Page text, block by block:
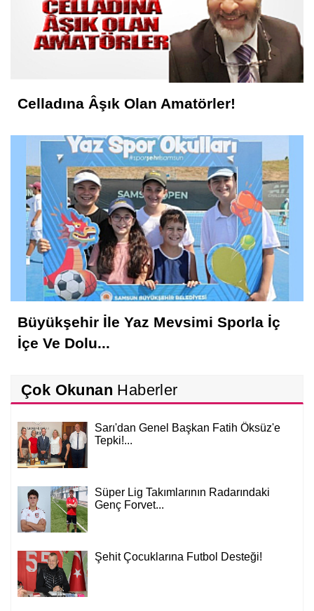
Celladına Âşık Olan Amatörler!
Büyükşehir İle Yaz Mevsimi Sporla İç
İçe Ve Dolu...
Çok Okunan Haberler
Sarı'dan Genel Başkan Fatih Öksüz'e
Tepki!...
Süper Lig Takımlarının Radarındaki
Genç Forvet...
Şehit Çocuklarına Futbol Desteği!